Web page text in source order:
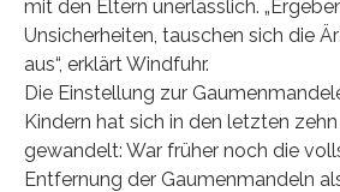
mit den Eltern unerlässlich.
Unsicherheiten, tauschen sich die
aus“, erklärt Windfuhr.
Die Einstellung zur
Kindern hat sich in den letzten zehn
gewandelt: War früher noch die
Entfernung der Gaumenmandeln